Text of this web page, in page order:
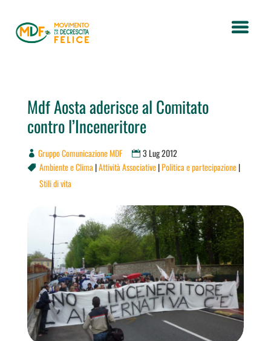
Mdf Aosta aderisce al Comitato
contro l’Inceneritore
Gruppo Comunicazione MDF 3 Lug 2012
 Ambiente e Clima |Attività Associative|Politica e partecipazione|
Stili di vita